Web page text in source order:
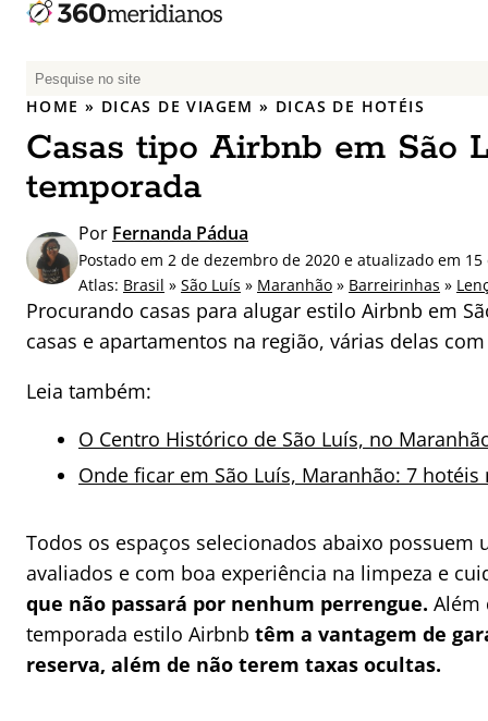
P
e
q
u
i
a
r
p
o
:
HOME » DICAS DE VIAGEM » DICAS DE HOTÉIS
Casas tipo Airbnb em São
temporada
Por Fernanda Pádua
Postado em 2 de dezembro de 2020 e atualizado em
Atlas: Brasil » São Luís » Maranhão » Barreirinhas »
Procurando casas para alugar estilo Airbnb em
casas e apartamentos na região, várias delas
Leia também:
O Centro Histórico de São Luís, no
Onde ficar em São Luís, Maranhão: 7
Todos os espaços selecionados abaixo
avaliados e com boa experiência na limpeza e
que não passará por nenhum perrengue. Além
temporada estilo Airbnb têm a vantagem de
reserva, além de não terem taxas ocultas.